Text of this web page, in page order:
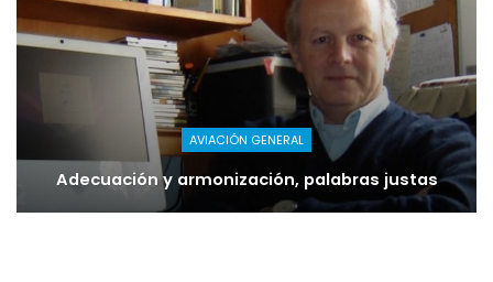
AVIACIÓN GENERAL
Adecuación y armonización, palabras justas